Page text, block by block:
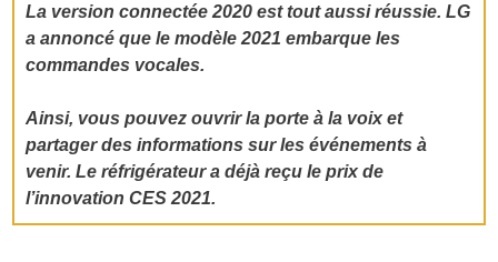
La version connectée 2020 est tout aussi réussie. LG
a annoncé que le modèle 2021 embarque les
commandes vocales.
Ainsi, vous pouvez ouvrir la porte à la voix et
partager des informations sur les événements à
venir. Le réfrigérateur a déjà reçu le prix de
l’innovation CES 2021.